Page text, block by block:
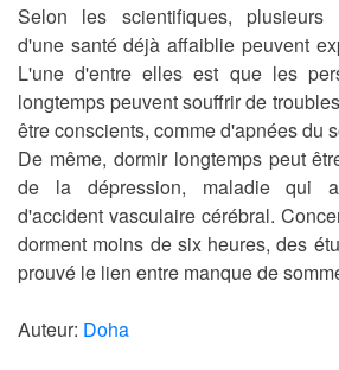
Selon les scientifiques, plusieurs
d'une santé déjà affaiblie peuvent
L'une d'entre elles est que les
longtemps peuvent souffrir de
être conscients, comme d'apnées du
De même, dormir longtemps peut
de la dépression, maladie qui
d'accident vasculaire cérébral.
dorment moins de six heures, des
prouvé le lien entre manque de
Auteur: Doha